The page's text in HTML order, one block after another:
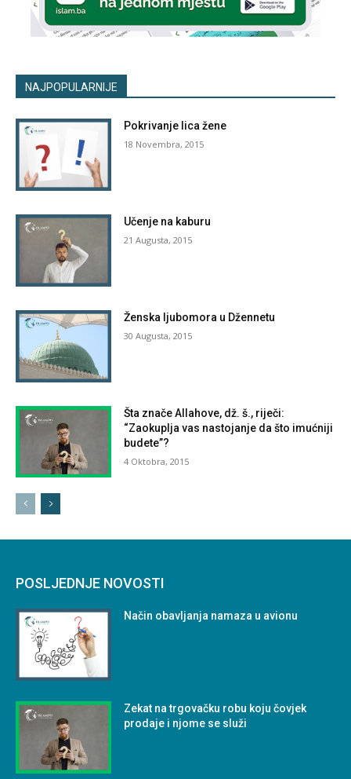
NAJPOPULARNIJE
Pokrivanje lica žene
18 Novembra, 2015
Učenje na kaburu
21 Augusta, 2015
Ženska ljubomora u Džennetu
30 Augusta, 2015
Šta znače Allahove, dž. š., riječi:
“Zaokuplja vas nastojanje da što imućniji
budete”?
4 Oktobra, 2015
POSLJEDNJE NOVOSTI
Način obavljanja namaza u avionu
Zekat na trgovačku robu koju čovjek
prodaje i njome se služi